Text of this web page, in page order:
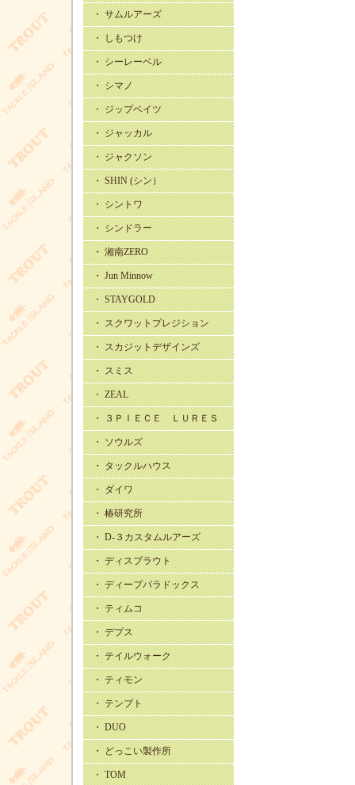
・ サムルアーズ
・ しもつけ
・ シーレーベル
・ シマノ
・ ジップベイツ
・ ジャッカル
・ ジャクソン
・ SHIN (シン）
・ シントワ
・ シンドラー
・ 湘南ZERO
・ Jun Minnow
・ STAYGOLD
・ スクワットプレジション
・ スカジットデザインズ
・ スミス
・ ZEAL
・ ３ＰＩＥＣＥ ＬＵＲＥＳ
・ ソウルズ
・ タックルハウス
・ ダイワ
・ 椿研究所
・ D-３カスタムルアーズ
・ ディスプラウト
・ ディープパラドックス
・ ティムコ
・ デプス
・ テイルウォーク
・ ティモン
・ テンプト
・ DUO
・ どっこい製作所
・ TOM